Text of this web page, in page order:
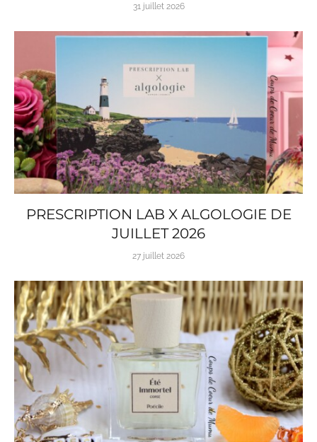
31 juillet 2026
PRESCRIPTION LAB X ALGOLOGIE DE
JUILLET 2026
27 juillet 2026